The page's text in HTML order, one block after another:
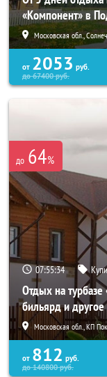
«Компонент» в
Московская обл.,
от 2053 руб.
до67400руб.
до 64%
07:55:32
Отдых на турбазе
бильярд и другое
Московская обл., КП
от 812 руб.
до140800руб.